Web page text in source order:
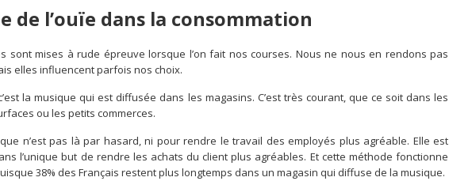
de l’ouïe dans la consommation
sont mises à rude épreuve lorsque l’on fait nos courses. Nous ne nous en rendons pas
elles influencent parfois nos choix.
la musique qui est diffusée dans les magasins. C’est très courant, que ce soit dans les
ou les petits commerces.
n’est pas là par hasard, ni pour rendre le travail des employés plus agréable. Elle est
l’unique but de rendre les achats du client plus agréables. Et cette méthode fonctionne
38% des Français restent plus longtemps dans un magasin qui diffuse de la musique.